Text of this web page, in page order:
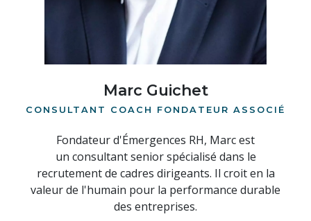
Marc Guichet
CONSULTANT COACH FONDATEUR ASSOCIÉ
Fondateur d'Émergences RH, Marc est
un consultant senior spécialisé dans le
recrutement de cadres dirigeants. Il croit en la
valeur de l'humain pour la performance durable
des entreprises.